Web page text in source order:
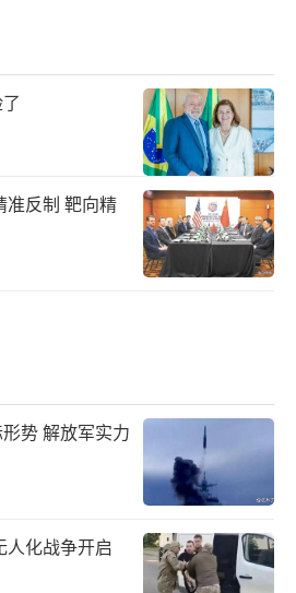
准反制 靶向精
势 解放军实力
人化战争开启